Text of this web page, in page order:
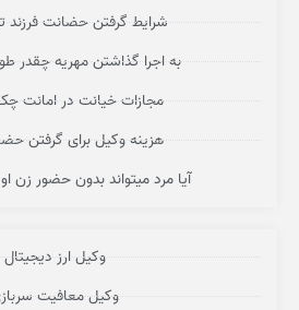
شرایط گرفتن حضانت فرزند
به اجرا گذاشتن مهریه چقدر
مجازات خیانت در امانت
هزینه وکیل برای گرفتن
آیا مرد میتواند بدون حضور زن
وکیل ارز دیجیتال
وکیل معافیت